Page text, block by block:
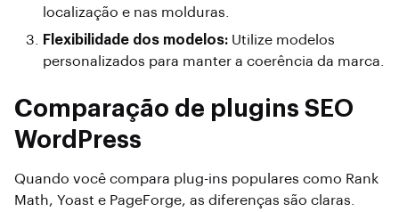
localização e nas molduras.
Flexibilidade dos modelos: Utilize modelos
personalizados para manter a coerência da marca.
Comparação de plugins SEO
WordPress
Quando você compara plug-ins populares como Rank
Math, Yoast e PageForge, as diferenças são claras.